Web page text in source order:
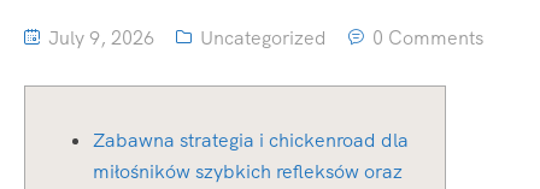
July 9, 2026 Uncategorized 0 Comments
Zabawna strategia i chickenroad dla
miłośników szybkich refleksów oraz